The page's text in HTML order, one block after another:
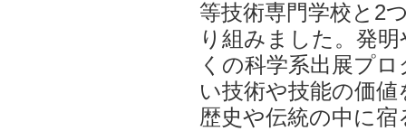
等技術専門学校と2
り組みました。発
くの科学系出展プ
い技術や技能の価
歴史や伝統の中に